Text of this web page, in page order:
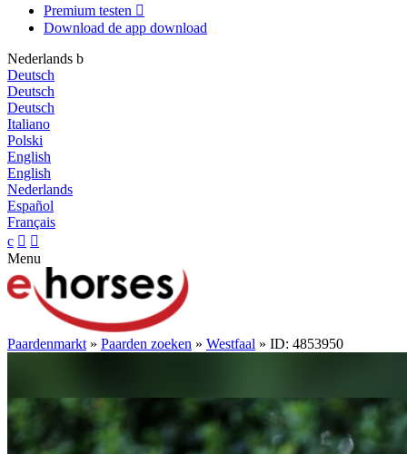
Premium testen 
Download de app download
Nederlands b
Deutsch
Deutsch
Deutsch
Italiano
Polski
English
English
Nederlands
Español
Français
c  
Menu
Paardenmarkt » Paarden zoeken » Westfaal » ID: 4853950